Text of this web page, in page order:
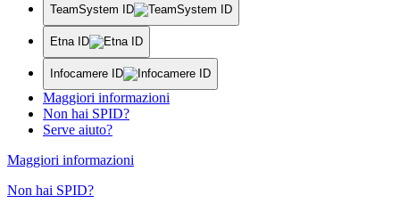
TeamSystem ID
Etna ID
Infocamere ID
Maggiori informazioni
Non hai SPID?
Serve aiuto?
Maggiori informazioni
Non hai SPID?